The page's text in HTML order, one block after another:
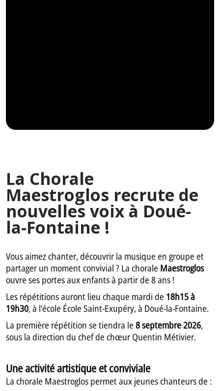
La Chorale
Maestroglos recrute de
nouvelles voix à Doué-
la-Fontaine !
Vous aimez chanter, découvrir la musique en groupe et
partager un moment convivial ? La chorale Maestroglos
ouvre ses portes aux enfants à partir de 8 ans !
Les répétitions auront lieu chaque mardi de 18h15 à
19h30, à l’école École Saint-Exupéry, à Doué-la-Fontaine.
La première répétition se tiendra le8 septembre 2026,
sous la direction du chef de chœur Quentin Métivier.
Une activité artistique et conviviale
La chorale Maestroglos permet aux jeunes chanteurs de :